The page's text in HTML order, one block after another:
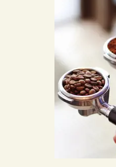
macinato, come biologico
tipologia di tazza o caffè
diversa macinatura del
Una macinatura grossa
diluito, mentre una
sovraccarico di aromi. La
manuale richiede una
mentre la macchina da
sovradeonominata Moka
più grossolana e meno
filtro invece richiedono
e le macchine da caffè a
richiedono invece una
Solitamente, per una
grammi di caffè macinato
variare la quantità in